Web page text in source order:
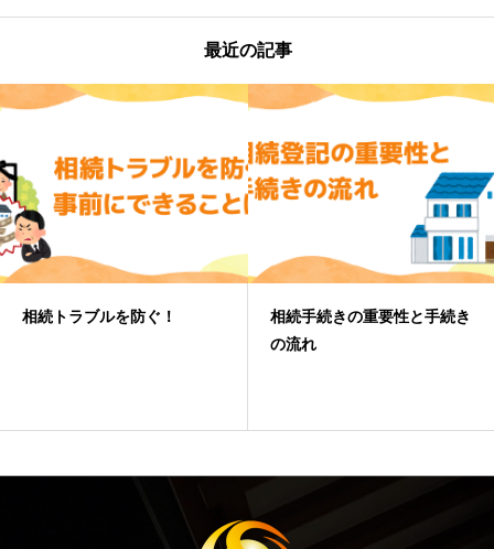
最近の記事
相続トラブルを防ぐ！
相続手続きの重要性と手続き
の流れ